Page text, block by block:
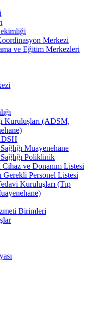
Merkezi
ve Eğitim Merkezleri
Kuruluşları (ADSM,
Muayenehane
Poliklinik
Cihaz ve Donanım Listesi
Gerekli Personel Listesi
Kuruluşları (Tıp
Birimleri